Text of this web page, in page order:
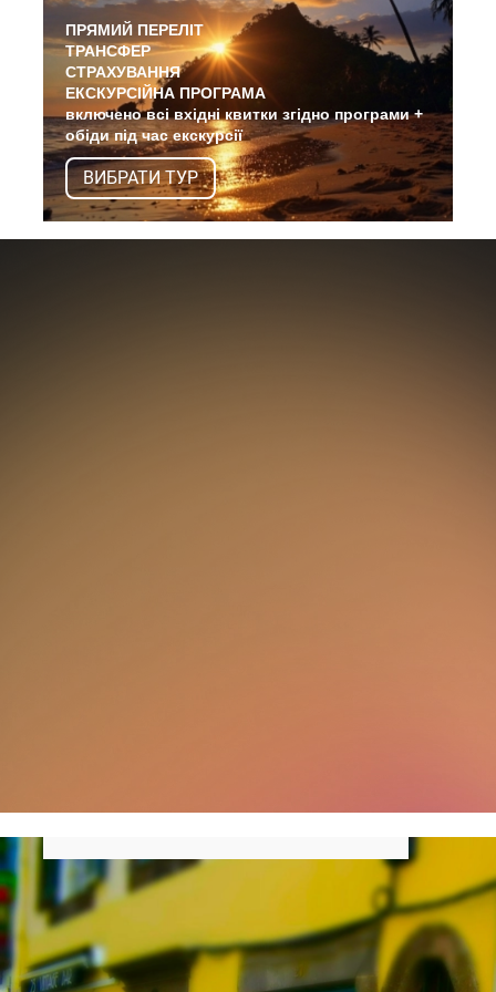
ПРЯМИЙ ПЕРЕЛІТ
ТРАНСФЕР
СТРАХУВАННЯ
ЕКСКУРСІЙНА ПРОГРАМА
включено всі вхідні квитки згідно програми +
обіди під час екскурсії
ВИБРАТИ ТУР